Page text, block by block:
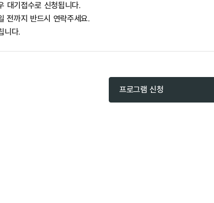
대기접수로 신청됩니다.
전까지 반드시 연락주세요.
니다.
프로그램 신청